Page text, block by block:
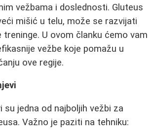
vežbama i doslednosti. Gluteus
mišić u telu, može se razvijati
U ovom članku ćemo vam
vežbe koje pomažu u
ove regije.
su jedna od najboljih vežbi za
Važno je paziti na tehniku: